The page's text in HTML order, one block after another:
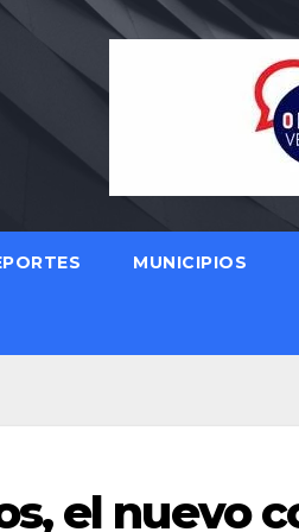
MUNICIPIOS
el nuevo